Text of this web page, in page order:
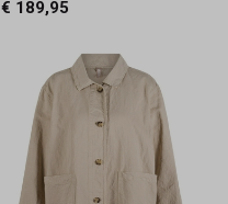
€ 189,95